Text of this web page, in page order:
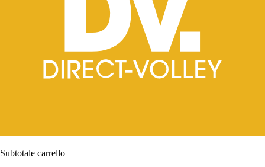
Subtotale carrello